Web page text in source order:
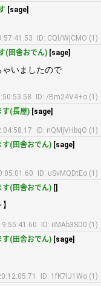
[sage]
ID: CQl/WjCMO (1)
(田舎おでん) [sage]
いましたので
ID: /Bm24V4+o (1)
す(長屋) [sage]
ID: nQMjVHbqO (1)
す(田舎おでん) [sage]
ID: uSvMQDtEo (1)
す(田舎おでん) []
ID: iIMAb3SD0 (1)
す(田舎おでん) [sage]
ID: 1fK7lJ1Wo (1)